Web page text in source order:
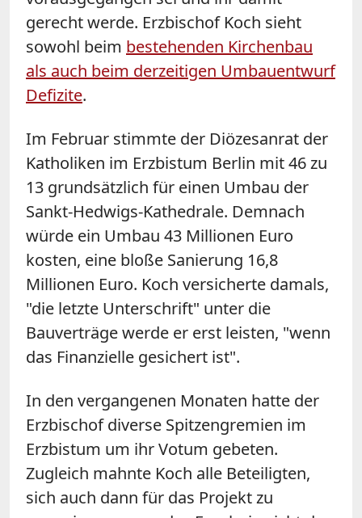
gerecht werde. Erzbischof Koch sieht
sowohl beim bestehenden Kirchenbau
als auch beim derzeitigen Umbauentwurf
Defizite.
Im Februar stimmte der Diözesanrat der
Katholiken im Erzbistum Berlin mit 46 zu
13 grundsätzlich für einen Umbau der
Sankt-Hedwigs-Kathedrale. Demnach
würde ein Umbau 43 Millionen Euro
kosten, eine bloße Sanierung 16,8
Millionen Euro. Koch versicherte damals,
"die letzte Unterschrift" unter die
Bauverträge werde er erst leisten, "wenn
das Finanzielle gesichert ist".
In den vergangenen Monaten hatte der
Erzbischof diverse Spitzengremien im
Erzbistum um ihr Votum gebeten.
Zugleich mahnte Koch alle Beteiligten,
sich auch dann für das Projekt zu